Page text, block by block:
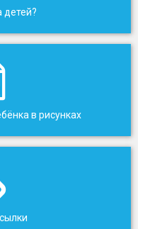
детей?
в рисунках